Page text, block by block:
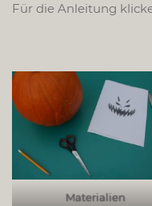
Für die Anleitung
Materialien